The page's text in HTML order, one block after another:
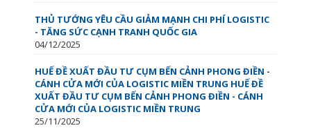
THỦ TƯỚNG YÊU CẦU GIẢM MẠNH CHI PHÍ LOGISTIC
- TĂNG SỨC CẠNH TRANH QUỐC GIA
04/12/2025
HUẾ ĐỀ XUẤT ĐẦU TƯ CỤM BẾN CẢNH PHONG ĐIỀN -
CÁNH CỬA MỚI CỦA LOGISTIC MIỀN TRUNG HUẾ ĐỀ
XUẤT ĐẦU TƯ CỤM BẾN CẢNH PHONG ĐIỀN - CÁNH
CỬA MỚI CỦA LOGISTIC MIỀN TRUNG
25/11/2025